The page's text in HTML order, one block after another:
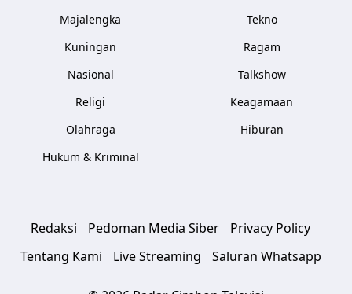
Majalengka
Kuningan
Nasional
Religi
Olahraga
Hukum & Kriminal
Tekno
Ragam
Talkshow
Keagamaan
Hiburan
Redaksi Pedoman Media Siber
Privacy Policy
Tentang Kami
Live Streaming Saluran Whatsapp